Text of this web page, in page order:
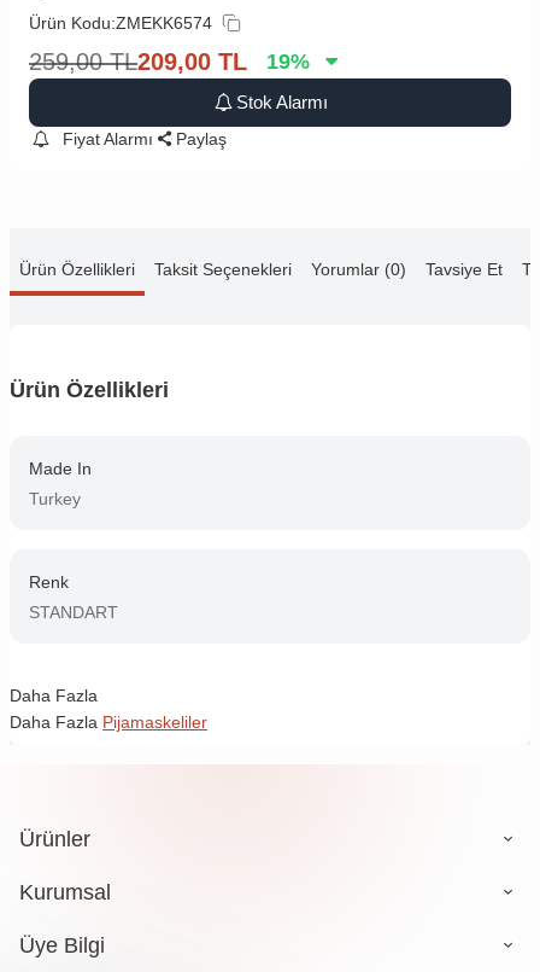
Ürün Kodu:ZMEKK6574
259,00 TL209,00 TL 19%
Stok Alarmı
Fiyat Alarmı Paylaş
Ürün Özellikleri Taksit Seçenekleri Yorumlar (0) Tavsiye Et
Ürün Özellikleri
Made In
Turkey
Renk
STANDART
Daha Fazla
Daha Fazla Pijamaskeliler
Ürünler
Kurumsal
Üye Bilgi